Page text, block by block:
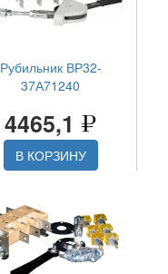
Рубильник ВР32-
37А71240
4465,1
В КОРЗИНУ